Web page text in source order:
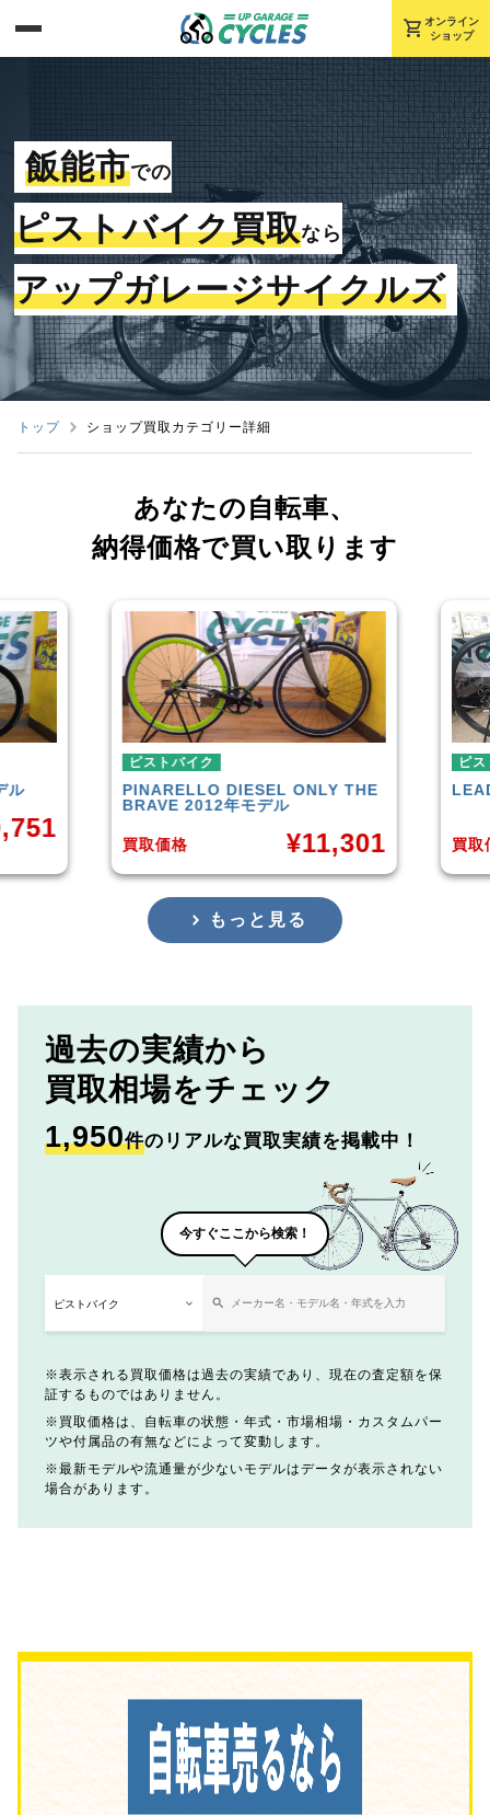
shopping_cart オンライン
ショップ
飯能市での
ピストバイク買取なら
アップガレージサイクルズ
トップ ショップ買取カテゴリー詳細
あなたの自転車、
納得価格で買い取ります
PINARELLO DIESEL ONLY THE
BRAVE 2012年モデル
¥
LEADER 721TR
買取価格
もっと見る
過去の実績から
買取相場をチェック
1,950件のリアルな買取実績を掲載中！
今すぐここから検索！
表示される買取価格は過去の実績であり、現在の査定額を保
証するものではありません。
買取価格は、自転車の状態・年式・市場相場・カスタムパー
ツや付属品の有無などによって変動します。
最新モデルや流通量が少ないモデルはデータが表示されない
場合があります。